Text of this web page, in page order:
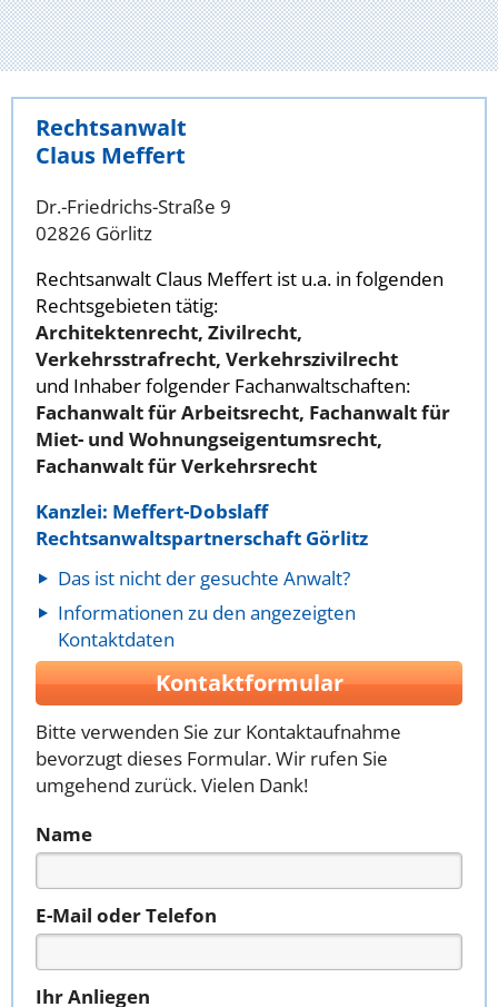
Rechtsanwalt
Claus Meffert
Dr.-Friedrichs-Straße 9
02826 Görlitz
Rechtsanwalt Claus Meffert ist u.a. in folgenden
Rechtsgebieten tätig:
Architektenrecht, Zivilrecht,
Verkehrsstrafrecht, Verkehrszivilrecht
und Inhaber folgender Fachanwaltschaften:
Fachanwalt für Arbeitsrecht, Fachanwalt für
Miet- und Wohnungseigentumsrecht,
Fachanwalt für Verkehrsrecht
Kanzlei: Meffert-Dobslaff
Rechtsanwaltspartnerschaft Görlitz
Das ist nicht der gesuchte Anwalt?
Informationen zu den angezeigten
Kontaktdaten
Kontaktformular
Bitte verwenden Sie zur Kontaktaufnahme
bevorzugt dieses Formular. Wir rufen Sie
umgehend zurück. Vielen Dank!
Name
E-Mail oder Telefon
Ihr Anliegen